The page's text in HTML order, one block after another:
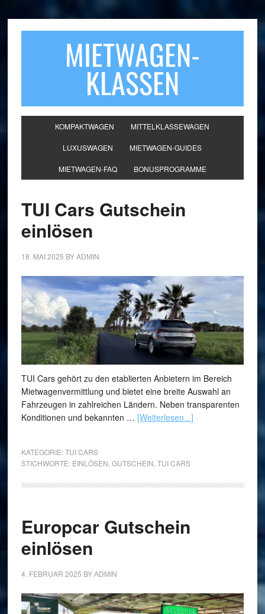
MIETWAGEN-
KLASSEN
KOMPAKTWAGEN MITTELKLASSEWAGEN
LUXUSWAGEN MIETWAGEN-GUIDES
MIETWAGEN-FAQ BONUSPROGRAMME
TUI Cars Gutschein
einlösen
18. MAI 2025 BYADMIN
TUI Cars gehört zu den etablierten Anbietern im Bereich
Mietwagenvermittlung und bietet eine breite Auswahl an
Fahrzeugen in zahlreichen Ländern. Neben transparenten
Konditionen und bekannten … [Weiterlesen...]
KATEGORIE:TUI CARS
STICHWORTE: EINLÖSEN,GUTSCHEIN,TUI CARS
Europcar Gutschein
einlösen
4. FEBRUAR 2025 BYADMIN